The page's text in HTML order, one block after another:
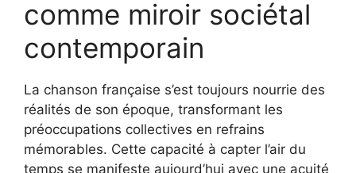
comme miroir sociétal
contemporain
La chanson française s’est toujours nourrie des
réalités de son époque, transformant les
préoccupations collectives en refrains
mémorables. Cette capacité à capter l’air du
temps se manifeste aujourd’hui avec une acuité